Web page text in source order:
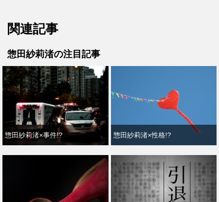
関連記事
惣田紗莉渚の注目記事
惣田紗莉渚×事件!? 惣田紗莉渚×性格!?